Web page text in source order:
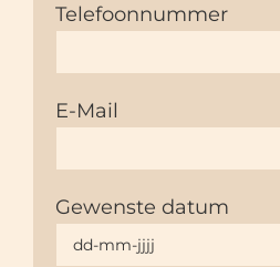
Telefoonnummer
E-Mail
Gewenste datum